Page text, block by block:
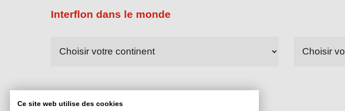
Interflon dans le monde
votre
votre
Ce site web utilise des cookies